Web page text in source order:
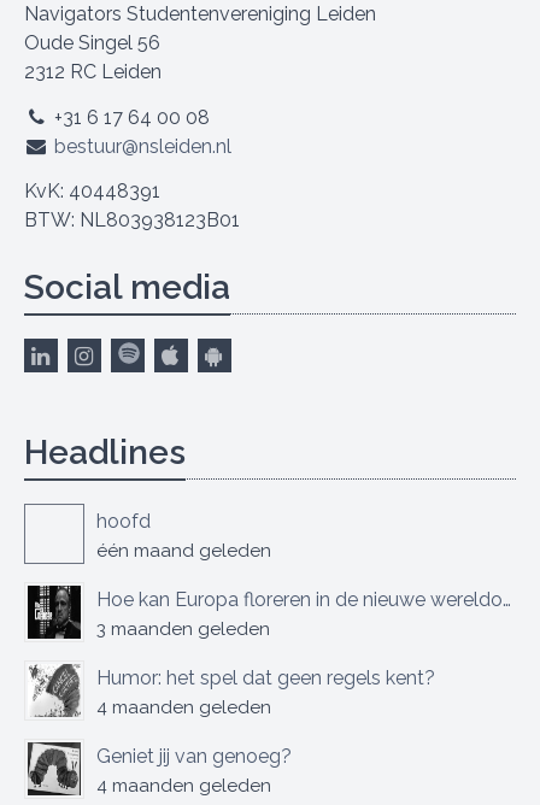
Navigators Studentenvereniging Leiden
Oude Singel 56
2312 RC Leiden
+31 6 17 64 00 08
bestuur@nsleiden.nl
KvK: 40448391
BTW: NL803938123B01
Social media
Headlines
hoofd
één maand geleden
Hoe kan Europa floreren in de nieuwe wereldorde?
3 maanden geleden
Humor: het spel dat geen regels kent?
4 maanden geleden
Geniet jij van genoeg?
4 maanden geleden